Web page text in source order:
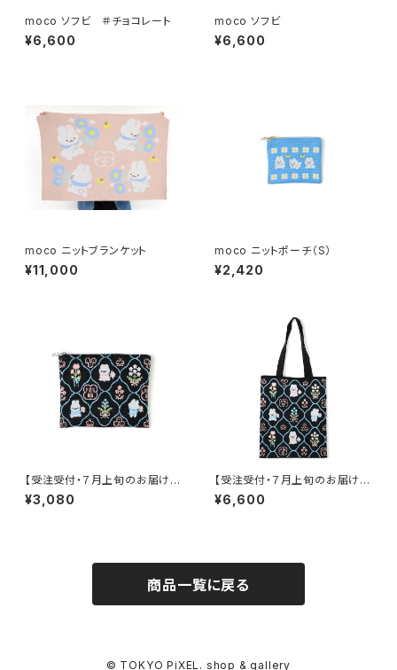
moco ソフビ ＃チョコレート
¥6,600
moco ソフビ
¥6,600
moco ニットブランケット
¥11,000
moco ニットポーチ（S）
¥2,420
【受注受付・７月上旬のお届け】
moco ニットポーチ（L）
¥3,080
【受注受付・７月上旬のお届け】
moco ニットトートバッグ
¥6,600
商品一覧に戻る
© TOKYO PiXEL. shop & gallery